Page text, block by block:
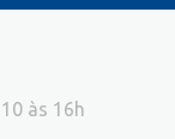
às 16h